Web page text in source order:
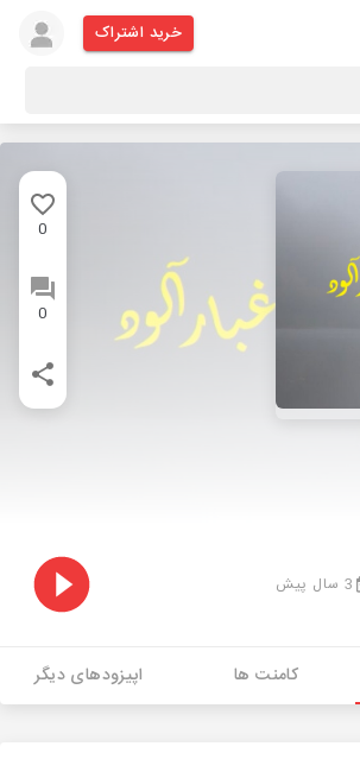
خرید اشتراک
0
0
3 سال پیش
کامنت ها اپیزودهای دیگر